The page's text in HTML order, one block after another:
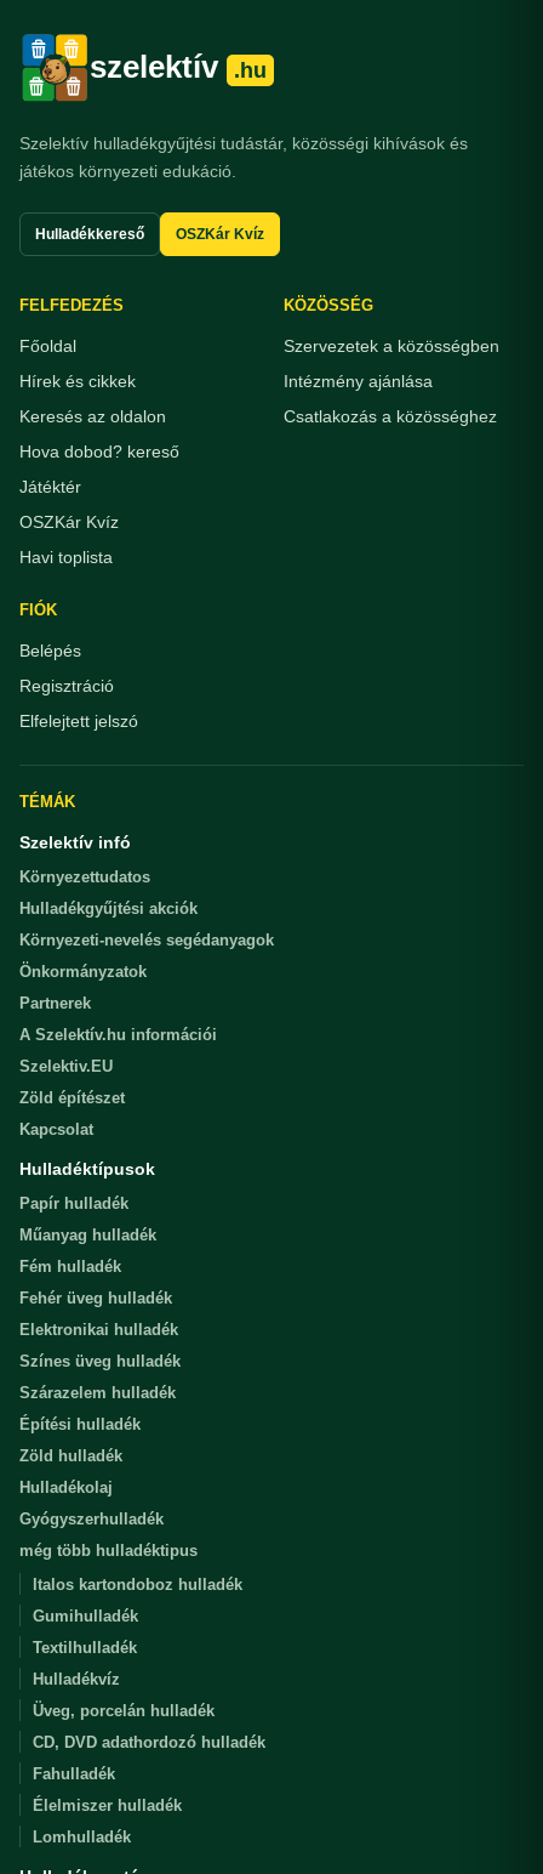
szelektív .hu
Szelektív hulladékgyűjtési tudástár, közösségi kihívások és
játékos környezeti edukáció.
Hulladékkereső OSZKár Kvíz
FELFEDEZÉS
Főoldal
Hírek és cikkek
Keresés az oldalon
Hova dobod? kereső
Játéktér
OSZKár Kvíz
Havi toplista
KÖZÖSSÉG
Szervezetek a közösségben
Intézmény ajánlása
Csatlakozás a közösséghez
FIÓK
Belépés
Regisztráció
Elfelejtett jelszó
TÉMÁK
Szelektív infó
Környezettudatos
Hulladékgyűjtési akciók
Környezeti-nevelés segédanyagok
Önkormányzatok
Partnerek
A Szelektív.hu információi
Szelektiv.EU
Zöld építészet
Kapcsolat
Hulladéktípusok
Papír hulladék
Műanyag hulladék
Fém hulladék
Fehér üveg hulladék
Elektronikai hulladék
Színes üveg hulladék
Szárazelem hulladék
Építési hulladék
Zöld hulladék
Hulladékolaj
Gyógyszerhulladék
még több hulladéktipus
Italos kartondoboz hulladék
Gumihulladék
Textilhulladék
Hulladékvíz
Üveg, porcelán hulladék
CD, DVD adathordozó hulladék
Fahulladék
Élelmiszer hulladék
Lomhulladék